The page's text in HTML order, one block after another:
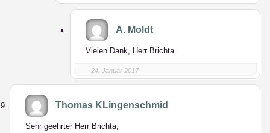
A. Moldt
Vielen Dank, Herr Brichta.
24. Januar 2017
Thomas KLingenschmid
Sehr geehrter Herr Brichta,